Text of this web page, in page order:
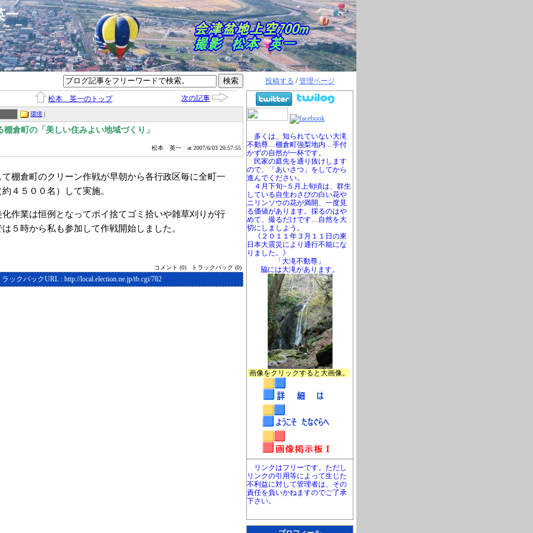
一
投稿する /管理ページ
多くは、知られていない大滝
不動尊…棚倉町強梨地内…手付
かずの自然が一杯です。
民家の庭先を通り抜けします
ので、「あいさつ」をしてから
進んでください。
４月下旬~５月上旬頃は、群生
している自生わさびの白い花や
ニリンソウの花が満開、一度見
る価値があります。採るのはや
めて、撮るだけです…自然を大
切にしましよう。
《２０１１年３月１１日の東
日本大震災により通行不能にな
りました。》
「大滝不動尊」
脇には大滝があります。
画像をクリックすると大画像。
リンクはフリーです。ただし
リンクの引用等によって生じた
不利益に対して管理者は、その
責任を負いかねますのでご了承
下さい。
松本 英一のトップ
次の記事
環境 |
倉町の「美しい住みよい地域づくり」
松本 英一 at 2007/6/03 20:57:55
棚倉町のクリーン作戦が早朝から各行政区毎に全町一
４５００名）して実施。
作業は恒例となってポイ捨てゴミ拾いや雑草刈りが行
５時から私も参加して作戦開始しました。
コメント (0) トラックバック (0)
ラックバックURL : http://local.election.ne.jp/tb.cgi/782